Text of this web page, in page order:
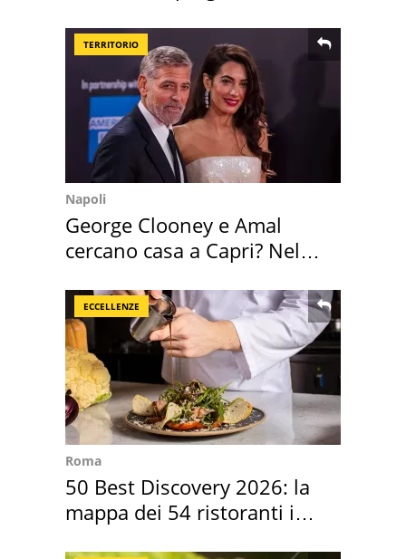
TERRITORIO
Napoli
George Clooney e Amal
cercano casa a Capri? Nel
ECCELLENZE
Roma
50 Best Discovery 2026: la
mappa dei 54 ristoranti in